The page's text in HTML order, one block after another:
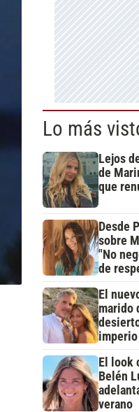
Lo más
Lejos
de
que
Desde
sobre
"No
de
El
marido
El look
Belén
verano